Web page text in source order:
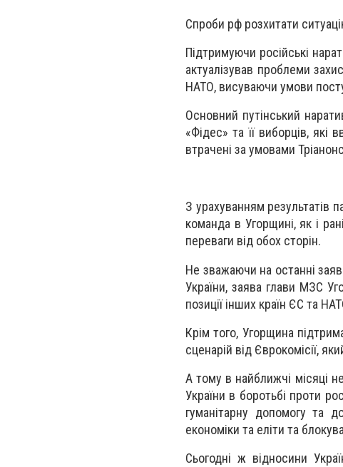
Спроби рф розхитати
Підтримуючи російські
актуалізував проблеми
НАТО, висуваючи умови
Основний путінський
«Фідес» та її виборців,
втрачені за умовами
З урахуванням результатів
команда в Угорщині, як і
переваги від обох сторін.
Не зважаючи на останні
України, заява глави МЗС
позиції інших країн ЄС та
Крім того, Угорщина
сценарій від Єврокомісії,
А тому в найближчі місяці
України в боротьбі проти
гуманітарну допомогу та
економіки та еліти та
Сьогодні ж відносини